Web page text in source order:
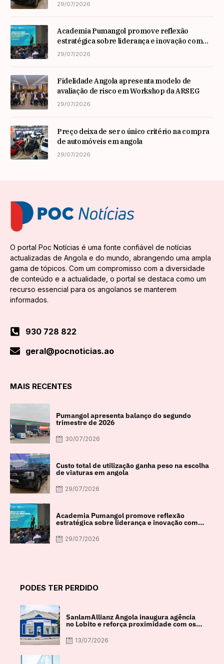
29/07/2026
Academia Pumangol promove reflexão
estratégica sobre liderança e inovação com
especialista internacional Nadim Habib
29/07/2026
Fidelidade Angola apresenta modelo de
avaliação de risco em Workshop da ARSEG
29/07/2026
Preço deixa de ser o único critério na compra
de automóveis em angola
29/07/2026
O portal Poc Notícias é uma fonte confiável de notícias
actualizadas de Angola e do mundo, abrangendo uma ampla
gama de tópicos. Com um compromisso com a diversidade
de conteúdo e a actualidade, o portal se destaca como um
recurso essencial para os angolanos se manterem
informados.
930 728 822
geral@pocnoticias.ao
MAIS RECENTES
Pumangol apresenta balanço do segundo
trimestre de 2026
30/07/2026
Custo total de utilização ganha peso na escolha
de viaturas em angola
29/07/2026
Academia Pumangol promove reflexão
estratégica sobre liderança e inovação com
especialista internacional Nadim Habib
29/07/2026
PODES TER PERDIDO
SanlamAllianz Angola inaugura agência
no Lobito e reforça proximidade com os
13/07/2026